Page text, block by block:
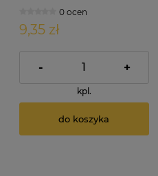
0 ocen
9,35 zł
- +
kpl.
do koszyka